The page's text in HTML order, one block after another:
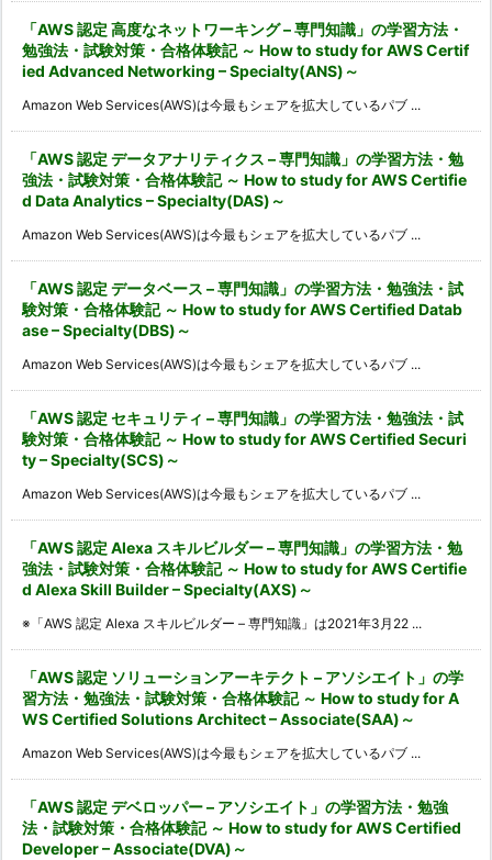
「AWS 認定 高度なネットワーキング – 専門知識」の学習方法・
勉強法・試験対策・合格体験記 ～ How to study for AWS Certif
ied Advanced Networking – Specialty(ANS)～
Amazon Web Services(AWS)は今最もシェアを拡大しているパブ ...
「AWS 認定 データアナリティクス – 専門知識」の学習方法・勉
強法・試験対策・合格体験記 ～ How to study for AWS Certifie
d Data Analytics – Specialty(DAS)～
Amazon Web Services(AWS)は今最もシェアを拡大しているパブ ...
「AWS 認定 データベース – 専門知識」の学習方法・勉強法・試
験対策・合格体験記 ～ How to study for AWS Certified Datab
ase – Specialty(DBS)～
Amazon Web Services(AWS)は今最もシェアを拡大しているパブ ...
「AWS 認定 セキュリティ – 専門知識」の学習方法・勉強法・試
験対策・合格体験記 ～ How to study for AWS Certified Securi
ty – Specialty(SCS)～
Amazon Web Services(AWS)は今最もシェアを拡大しているパブ ...
「AWS 認定 Alexa スキルビルダー – 専門知識」の学習方法・勉
強法・試験対策・合格体験記 ～ How to study for AWS Certifie
d Alexa Skill Builder – Specialty(AXS)～
※「AWS 認定 Alexa スキルビルダー – 専門知識」は2021年3月22 ...
「AWS 認定 ソリューションアーキテクト – アソシエイト」の学
習方法・勉強法・試験対策・合格体験記 ～ How to study for A
WS Certified Solutions Architect – Associate(SAA)～
Amazon Web Services(AWS)は今最もシェアを拡大しているパブ ...
「AWS 認定 デベロッパー – アソシエイト」の学習方法・勉強
法・試験対策・合格体験記 ～ How to study for AWS Certified
Developer – Associate(DVA)～